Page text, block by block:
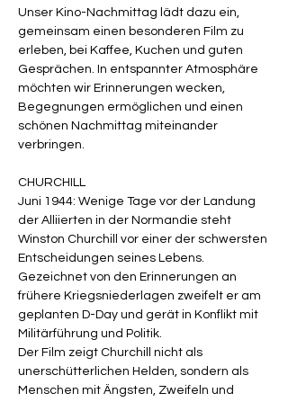
Unser Kino-Nachmittag lädt dazu ein,
gemeinsam einen besonderen Film zu
erleben, bei Kaffee, Kuchen und guten
Gesprächen. In entspannter Atmosphäre
möchten wir Erinnerungen wecken,
Begegnungen ermöglichen und einen
schönen Nachmittag miteinander
verbringen.
CHURCHILL
Juni 1944: Wenige Tage vor der Landung
der Alliierten in der Normandie steht
Winston Churchill vor einer der schwersten
Entscheidungen seines Lebens.
Gezeichnet von den Erinnerungen an
frühere Kriegsniederlagen zweifelt er am
geplanten D-Day und gerät in Konflikt mit
Militärführung und Politik.
Der Film zeigt Churchill nicht als
unerschütterlichen Helden, sondern als
Menschen mit Ängsten, Zweifeln und